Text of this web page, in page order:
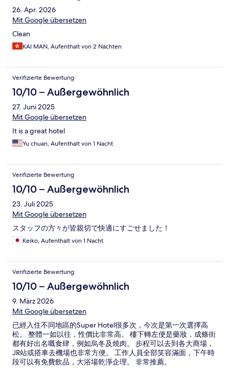
26. Apr. 2026
Mit Google übersetzen
Clean
KAI MAN, Aufenthalt von 2 Nächten
Verifizierte Bewertung
10/10 – Außergewöhnlich
27. Juni 2025
Mit Google übersetzen
It is a great hotel
Yu chuan, Aufenthalt von 1 Nacht
Verifizierte Bewertung
10/10 – Außergewöhnlich
23. Juli 2025
Mit Google übersetzen
スタッフの方々が皆親切で快適にすごせました！
Keiko, Aufenthalt von 1 Nacht
Verifizierte Bewertung
10/10 – Außergewöhnlich
9. März 2026
Mit Google übersetzen
已經入住不同地區的Super Hotel很多次，今次是第一次選擇高
松。 整體一如以往，性價比非常高。 樓下轉左便是藥妝，成條街
都有好出名嘅食肆，例如烏冬及燒肉。 步程可以去到各大商場，
JR站或搭車去機場也非常方便。 工作人員全部笑容滿面，下午時
段可以有免費飲品，大浴場乾淨企理。 非常推薦。